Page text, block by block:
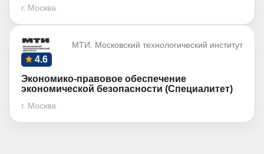
г. Москва
МТИ. Московский технологический институт
4.6
Экономико-правовое обеспечение
экономической безопасности (Специалитет)
г. Москва